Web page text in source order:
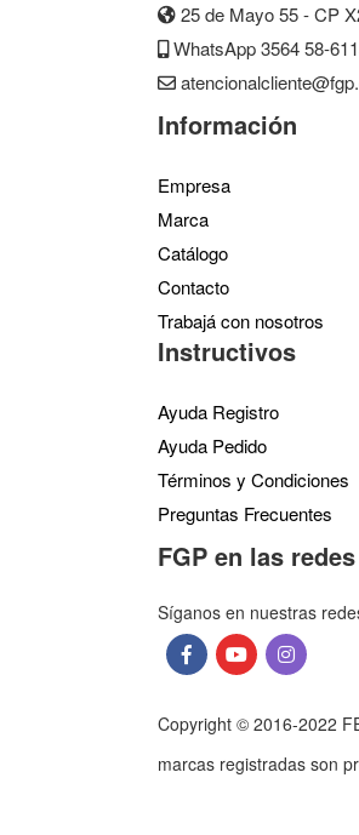
25 de Mayo 55 - CP
WhatsApp 3564 58-
Información
Empresa
Marca
Catálogo
Contacto
Trabajá con nosotros
Instructivos
Ayuda Registro
Ayuda Pedido
Términos y Condiciones
Preguntas Frecuentes
FGP en las redes
Síganos en nuestras
Copyright © 2016-2022
marcas registradas son